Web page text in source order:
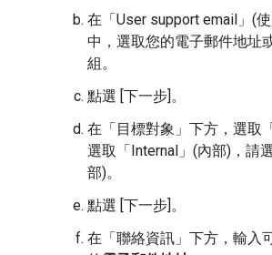
在「User support email」(
中，選取您的電子郵件地址
組。
點選 [下一步]。
在「目標對象」 下方，選取
選取「Internal」(內部) ，請
部)。
點選 [下一步]。
在「聯絡資訊」 下方，輸入